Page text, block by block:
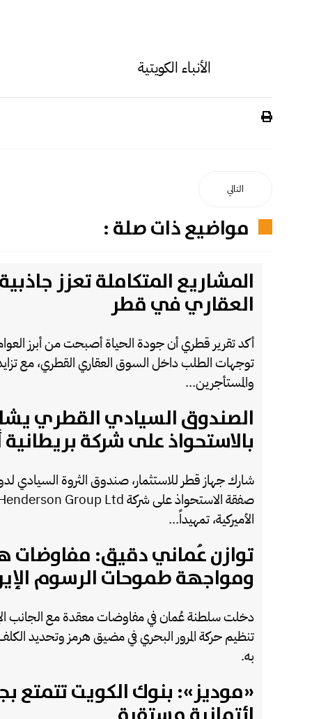
الأنباء الكويتية
التالي
مواضيع ذات صلة :
المشاريع المتكاملة تعزز
العقاري في قطر
أكد تقرير قطري أن جودة الحياة أصبحت من أبرز
توجهات الطلب داخل السوق العقاري القطري، مع
والمستأجرين...
الصندوق السيادي القطري
بالاستحواذ على شركة بريطانية
شارك جهاز قطر للاستثمار، صندوق الثروة السيادي
الأميركية، تمهيداً...
توازن عُماني دقيق: مفاوضات
ومواجهة طموحات الرسوم
دخلت سلطنة عُمان في مفاوضات معقدة مع الجانب
تنظيم حركة المرور البحري في مضيق هرمز وتحديد الكلف
به.
«موديز»: بنوك الكويت تتمتع